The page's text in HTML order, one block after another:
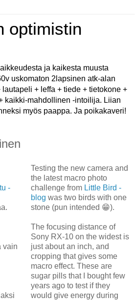
optimistin
ja kaikesta muusta
uskomaton 2lapsinen atk-alan
+ leffa + tiede + tietokone +
kaikki-mahdollinen -intoilija. Liian
myös paappa. Ja poikakaveri!
-
vain
Testing the new camera and
the latest macro photo
challenge from Little Bird -
blog was two birds with one
stone (pun intended 😁).
The focusing distance of
Sony RX-10 on the widest is
just about an inch, and
cropping that gives some
macro effect. These are
sugar pills that I bought few
years ago to test if they
would give energy during